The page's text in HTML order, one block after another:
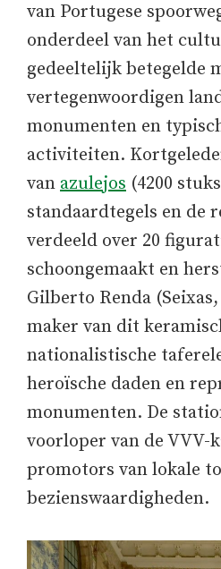
van Portugese
onderdeel van het
gedeeltelijk betegelde
vertegenwoordigen
monumenten en
activiteiten.
van azulejos (4200
standaardtegels en de
verdeeld over 20
schoongemaakt en
Gilberto Renda (Seixas,
maker van dit
nationalistische
heroïsche daden en
monumenten. De
voorloper van de VVV-
promotors van lokale
bezienswaardigheden.